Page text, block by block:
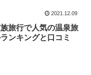
2021.12.09
旅行で人気の温泉旅
ンキングと口コミ